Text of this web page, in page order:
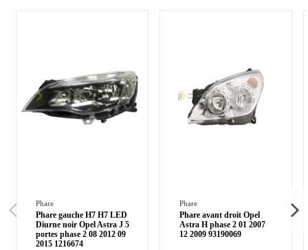
Phare
Phare gauche H7 H7 LED
Diurne noir Opel Astra J 5
portes phase 2 08 2012 09
2015 1216674
Phare
Phare avant droit Opel
Astra H phase 2 01 2007
12 2009 93190069